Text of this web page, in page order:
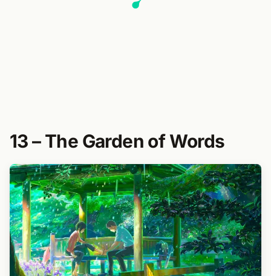
13 – The Garden of Words​